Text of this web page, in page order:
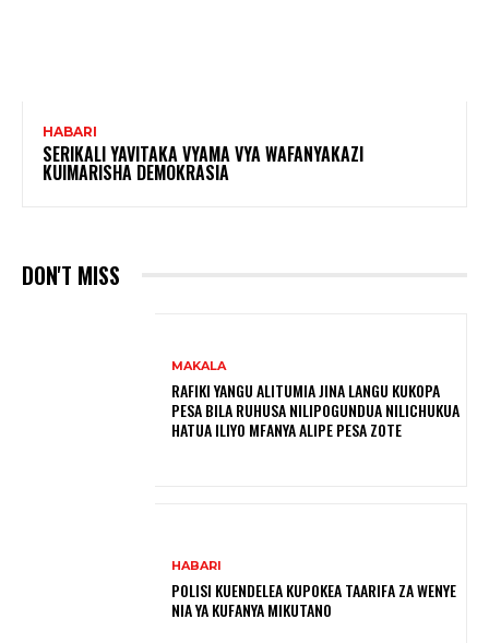
HABARI
SERIKALI YAVITAKA VYAMA VYA WAFANYAKAZI
KUIMARISHA DEMOKRASIA
DON'T MISS
MAKALA
RAFIKI YANGU ALITUMIA JINA LANGU KUKOPA
PESA BILA RUHUSA NILIPOGUNDUA NILICHUKUA
HATUA ILIYO MFANYA ALIPE PESA ZOTE
HABARI
POLISI KUENDELEA KUPOKEA TAARIFA ZA WENYE
NIA YA KUFANYA MIKUTANO